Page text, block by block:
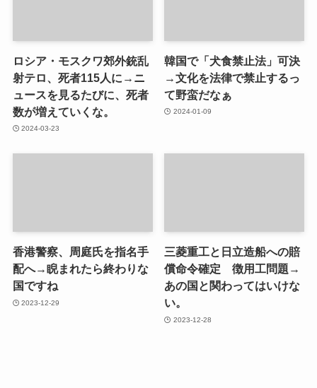
ロシア・モスクワ郊外銃乱
射テロ、死者115人に→ニ
ュースを見るたびに、死者
数が増えていくな。
2024-03-23
韓国で「犬食禁止法」可決
→文化を法律で禁止するっ
て野蛮だなぁ
2024-01-09
香港警察、周庭氏を指名手
配へ→睨まれたら終わりな
国ですね
2023-12-29
三菱重工と日立造船への賠
償命令確定 徴用工問題→
あの国と関わってはいけな
い。
2023-12-28